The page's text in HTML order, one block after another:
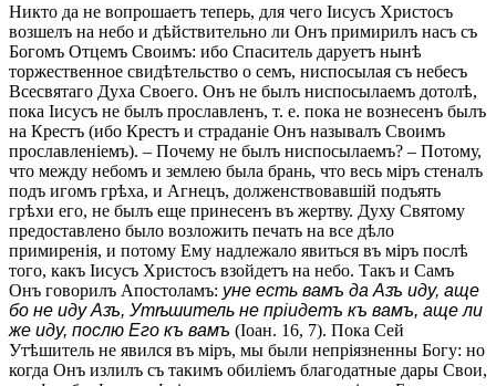
Никто да не вопрошаетъ теперь, для чего Іисусъ Христосъ
возшелъ на небо и дѣйствительно ли Онъ примирилъ насъ съ
Богомъ Отцемъ Своимъ: ибо Спаситель даруетъ нынѣ
торжественное свидѣтельство о семъ, ниспосылая съ небесъ
Всесвятаго Духа Своего. Онъ не былъ ниспосылаемъ дотолѣ,
пока Іисусъ не былъ прославленъ, т. е. пока не вознесенъ былъ
на Крестъ (ибо Крестъ и страданіе Онъ называлъ Своимъ
прославленіемъ). – Почему не былъ ниспосылаемъ? – Потому,
что между небомъ и землею была брань, что весь міръ стеналъ
подъ игомъ грѣха, и Агнецъ, долженствовавшій подъять
грѣхи его, не былъ еще принесенъ въ жертву. Духу Святому
предоставлено было возложить печать на все дѣло
примиренія, и потому Ему надлежало явиться въ міръ послѣ
того, какъ Іисусъ Христосъ взойдетъ на небо. Такъ и Самъ
Онъ говорилъ Апостоламъ: уне есть вамъ да Азъ иду, аще
бо не иду Азъ, Утѣшитель не пріидетъ къ вамъ, аще ли
же иду, послю Его къ вамъ (Іоан. 16, 7). Пока Сей
Утѣшитель не явился въ міръ, мы были непріязненны Богу: но
когда Онъ излилъ съ такимъ обиліемъ благодатные дары Свои,